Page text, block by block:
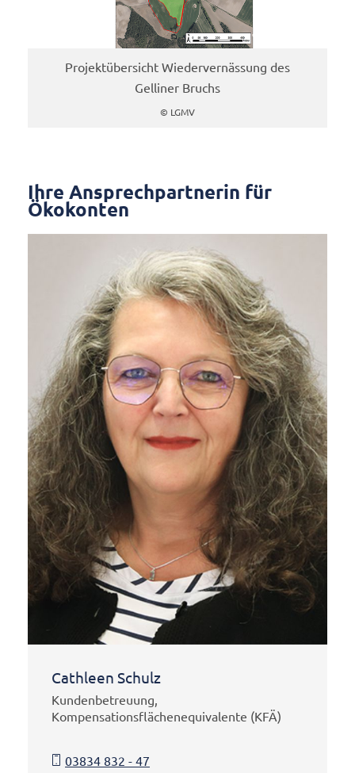
Projektübersicht Wiedervernässung des
Gelliner Bruchs
© LGMV
Ihre Ansprechpartnerin für
Ökokonten
Cathleen Schulz
Kundenbetreuung,
Kompensationsflächenequivalente (KFÄ)
03834 832 - 47